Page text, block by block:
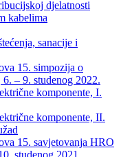
djelatnosti
kabelima
sanacije i
15. simpozija o
– 9. studenog 2022.
komponente, I.
komponente, II.
15. savjetovanja HRO
studenog 2021.